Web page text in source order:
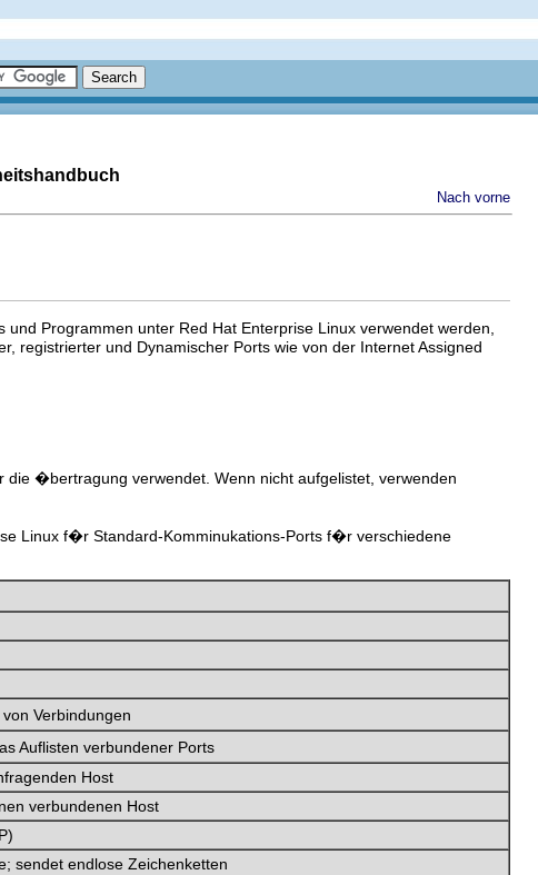
Nach vorne
Programmen unter Red Hat Enterprise Linux verwendet werden,
registrierter und Dynamischer Ports wie von der Internet Assigned
�bertragung verwendet. Wenn nicht aufgelistet, verwenden
Linux f�r Standard-Komminukations-Ports f�r verschiedene
Verbindungen
Auflisten verbundener Ports
Host
verbundenen Host
sendet endlose Zeichenketten